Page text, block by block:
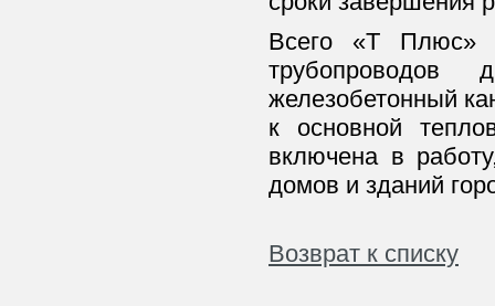
Всего «Т Плюс»
железобетонный
к основной
включена в
домов и зданий
Возврат к списку